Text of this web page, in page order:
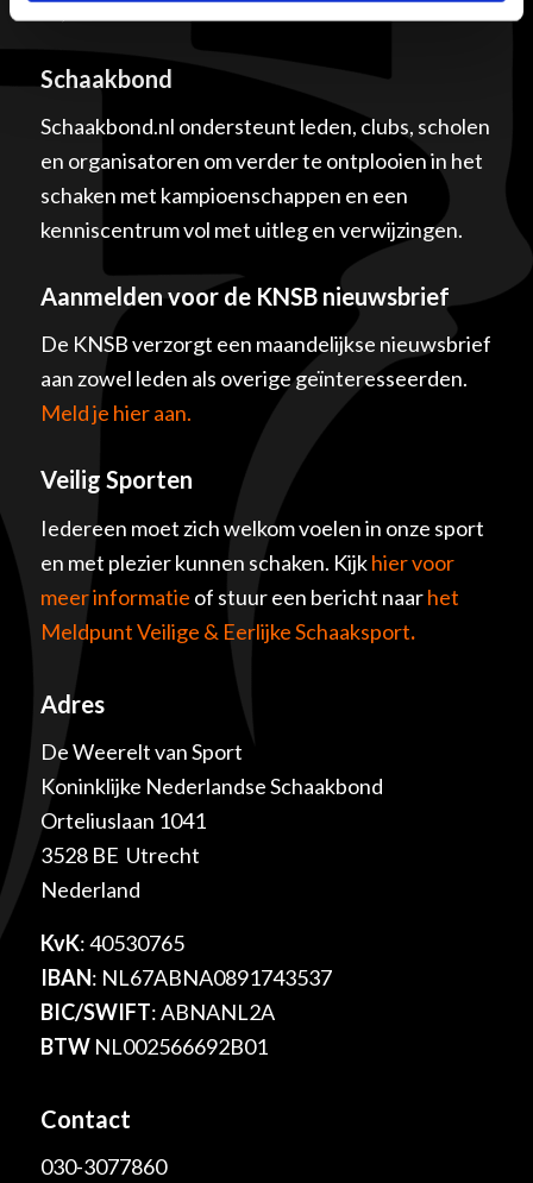
Schaakbond
Schaakbond.nl ondersteunt leden, clubs, scholen
en organisatoren om verder te ontplooien in het
schaken met kampioenschappen en een
kenniscentrum vol met uitleg en verwijzingen.
Aanmelden voor de KNSB nieuwsbrief
De KNSB verzorgt een maandelijkse nieuwsbrief
aan zowel leden als overige geïnteresseerden.
Meld je hier aan.
Veilig Sporten
Iedereen moet zich welkom voelen in onze sport
en met plezier kunnen schaken. Kijkhier voor
meer informatie of stuur een bericht naarhet
Meldpunt Veilige & Eerlijke Schaaksport.
Adres
De Weerelt van Sport
Koninklijke Nederlandse Schaakbond
Orteliuslaan 1041
3528 BE Utrecht
Nederland
KvK: 40530765
IBAN: NL67ABNA0891743537
BIC/SWIFT: ABNANL2A
BTWNL002566692B01
Contact
030-3077860